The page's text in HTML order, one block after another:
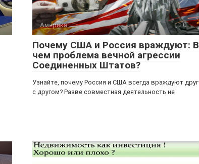
Америка 0
Почему США и Россия враждуют: В
чем проблема вечной агрессии
Соединенных Штатов?
Узнайте, почему Россия и США всегда враждуют друг
с другом? Разве совместная деятельность не